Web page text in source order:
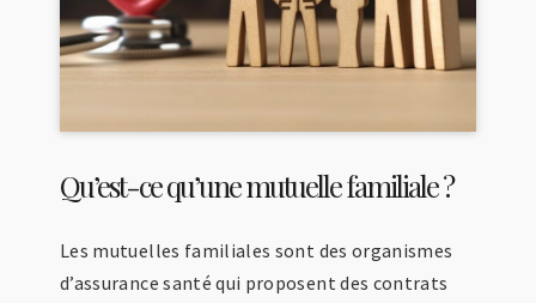
Qu’est-ce qu’une mutuelle familiale ?
Les mutuelles familiales sont des organismes
d’assurance santé qui proposent des contrats